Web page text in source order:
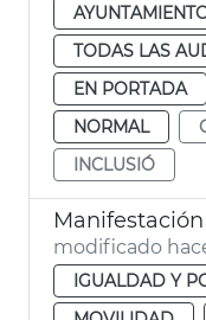
TODAS LAS
EN PORTADA
NORMAL
INCLUSIÓ
modificado
IGUALDAD Y